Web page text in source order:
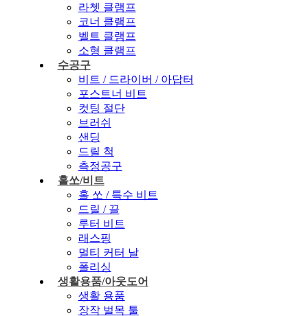
라쳇 클램프
코너 클램프
벨트 클램프
소형 클램프
수공구
비트 / 드라이버 / 아답터
포스트너 비트
컷팅 절단
브러쉬
샌딩
드릴 척
측정공구
홀쏘/비트
홀 쏘 / 특수 비트
드릴 / 끌
루터 비트
래스핑
멀티 커터 날
폴리싱
생활용품/아웃도어
생활 용품
장작 벌목 툴